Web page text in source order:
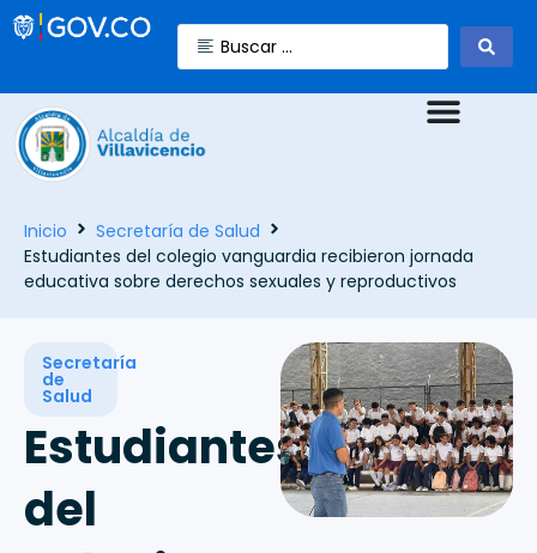
Inicio
Secretaría de Salud
Estudiantes del colegio vanguardia recibieron jornada
educativa sobre derechos sexuales y reproductivos
Secretaría
de
Salud
Estudiantes
del